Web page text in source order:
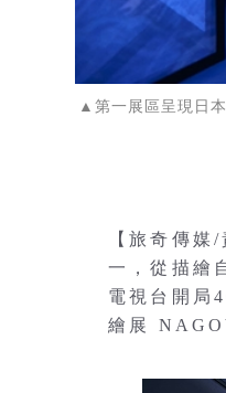
▲第一展區呈現日
【旅奇傳
一，從描繪
電視台開局
繪展